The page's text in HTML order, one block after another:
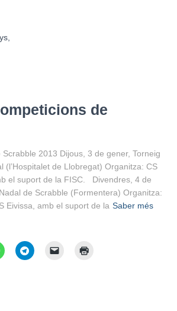
de
2013 Dijous, 3 de gener, Torneig
(l’Hospitalet de Llobregat) Organitza: CS
el suport de la FISC. Divendres, 4 de
de Scrabble (Formentera) Organitza:
Eivissa, amb el suport de la Saber més